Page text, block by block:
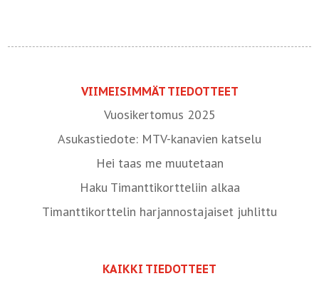
VIIMEISIMMÄT TIEDOTTEET
Vuosikertomus 2025
Asukastiedote: MTV-kanavien katselu
Hei taas me muutetaan
Haku Timanttikortteliin alkaa
Timanttikorttelin harjannostajaiset juhlittu
KAIKKI TIEDOTTEET